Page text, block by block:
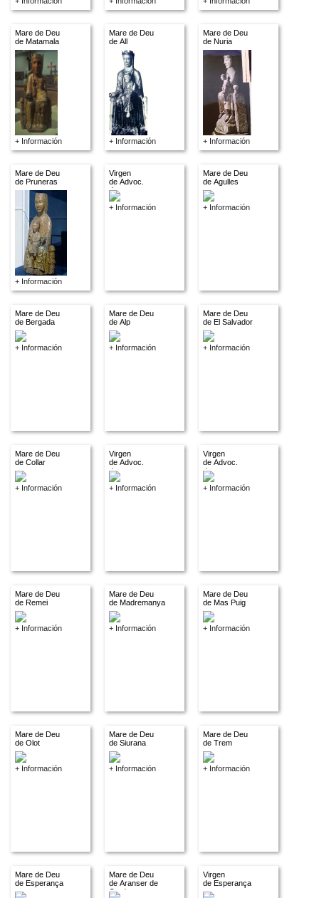
Mare de Deu
de Matamala
+ Información
Mare de Deu
de All
+ Información
Mare de Deu
de Nuria
+ Información
Mare de Deu
de Pruneras
+ Información
Virgen
de Advoc.
descon.
+ Información
Mare de Deu
de Agulles
+ Información
Mare de Deu
de Bergada
+ Información
Mare de Deu
de Alp
+ Información
Mare de Deu
de El Salvador
+ Información
Mare de Deu
de Collar
+ Información
Virgen
de Advoc.
descon.
+ Información
Virgen
de Advoc.
descon.
+ Información
Mare de Deu
de Remei
+ Información
Mare de Deu
de Madremanya
+ Información
Mare de Deu
de Mas Puig
+ Información
Mare de Deu
de Olot
+ Información
Mare de Deu
de Siurana
+ Información
Mare de Deu
de Trem
+ Información
Mare de Deu
de Esperança
Mare de Deu
de Aranser de
Cerdanya
Virgen
de Esperança